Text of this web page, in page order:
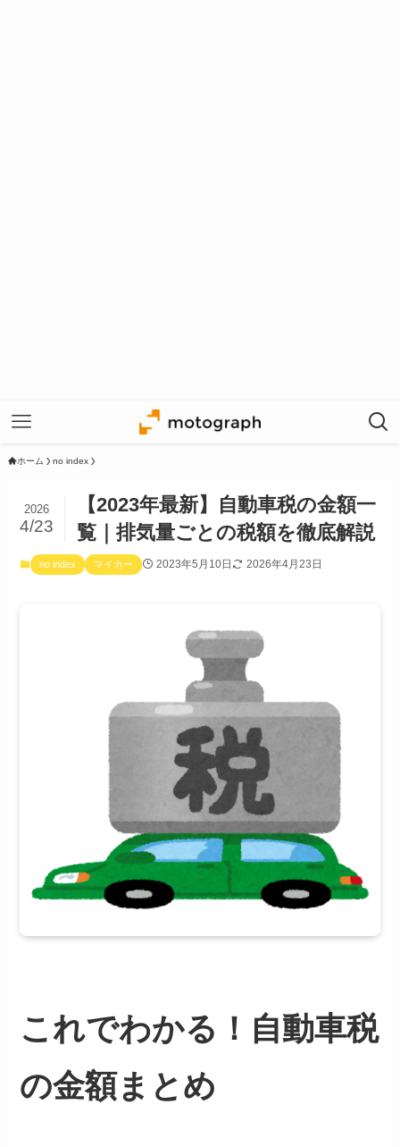
ホーム no index
【2023年最新】自動車税の金額一
覧｜排気量ごとの税額を徹底解説
2026
4/23
no index マイカー 2023年5月10日 2026年4月23日
これでわかる！自動車税
の金額まとめ